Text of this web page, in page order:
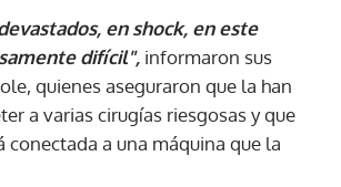
en shock, en este
difícil", informaron sus
quienes aseguraron que la han
a varias cirugías riesgosas y que
conectada a una máquina que la